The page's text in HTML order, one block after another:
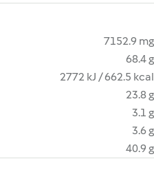
7152.9 mg
68.4 g
2772 kJ / 662.5 kcal
23.8 g
3.1 g
3.6 g
40.9 g